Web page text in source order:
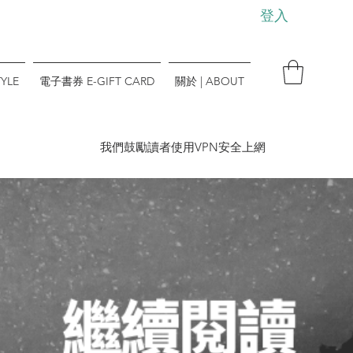
登入
電子書券 E-GIFT CARD 關於 | ABOUT
​我們鼓勵讀者使用VPN安全上網